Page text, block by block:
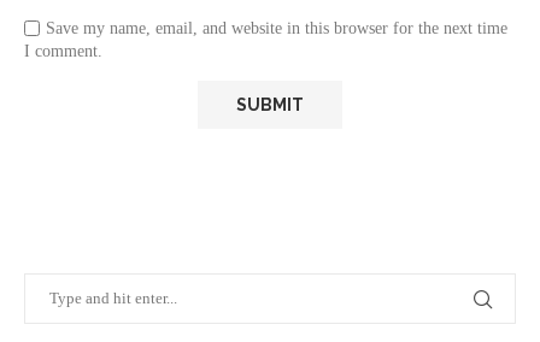
Save my name, email, and website in this browser for the next time
I comment.